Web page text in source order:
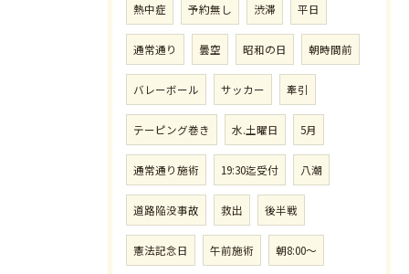
熱中症 予約無し 渋滞 平日
通常通り 曇空 昭和の日 朝時間前
バレーボール サッカー 牽引
テーピング巻き 水.土曜日 5月
通常通り施術 19:30迄受付 八潮
道路陥没事故 救出 後半戦
憲法記念日 午前施術 朝8:00〜